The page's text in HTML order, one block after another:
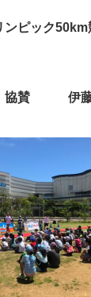
ンピック
賛 伊藤